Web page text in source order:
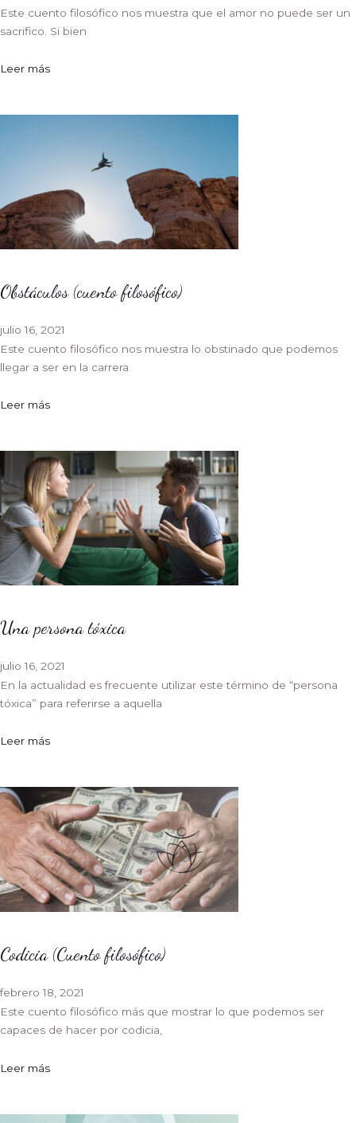
Este cuento filosófico nos muestra que el amor no puede ser un
sacrifico. Si bien
Leer más
Obstáculos (cuento filosófico)
julio 16, 2021
Este cuento filosófico nos muestra lo obstinado que podemos
llegar a ser en la carrera
Leer más
Una persona tóxica
julio 16, 2021
En la actualidad es frecuente utilizar este término de “persona
tóxica” para referirse a aquella
Leer más
Codicia (Cuento filosófico)
febrero 18, 2021
Este cuento filosófico más que mostrar lo que podemos ser
capaces de hacer por codicia,
Leer más